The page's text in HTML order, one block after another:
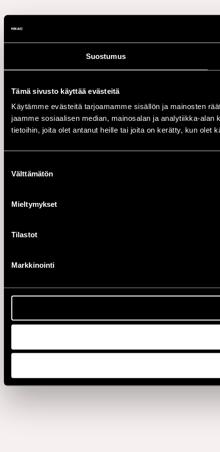
Suostumus
Tämä sivusto käyttää evästeitä
Käytämme evästeitä tarjoamamme sisällön ja mainosten
jaamme sosiaalisen median, mainosalan ja analytiikka-
tietoihin, joita olet antanut heille tai joita on kerätty, kun olet
valinta
Välttämätön
Mieltymykset
Tilastot
Markkinointi